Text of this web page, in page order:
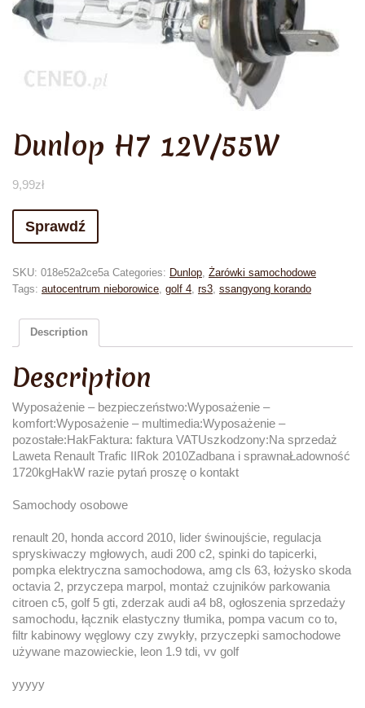
Dunlop H7 12V/55W
9,99zł
Sprawdź
SKU: 018e52a2ce5a Categories: Dunlop Żarówki samochodowe
Tags: autocentrum nieborowice golf 4 rs3 ssangyong korando
Description
Description
Wyposażenie – bezpieczeństwo:Wyposażenie –
komfort:Wyposażenie – multimedia:Wyposażenie –
pozostałe:HakFaktura: faktura VATUszkodzony:Na sprzedaż
Laweta Renault Trafic IIRok 2010Zadbana i sprawnaŁadowność
1720kgHakW razie pytań proszę o kontakt
Samochody osobowe
renault 20, honda accord 2010, lider świnoujście, regulacja
spryskiwaczy mgłowych, audi 200 c2, spinki do tapicerki,
pompka elektryczna samochodowa, amg cls 63, łożysko skoda
octavia 2, przyczepa marpol, montaż czujników parkowania
citroen c5, golf 5 gti, zderzak audi a4 b8, ogłoszenia sprzedaży
samochodu, łącznik elastyczny tłumika, pompa vacum co to,
filtr kabinowy węglowy czy zwykły, przyczepki samochodowe
używane mazowieckie, leon 1.9 tdi, vv golf
yyyyy